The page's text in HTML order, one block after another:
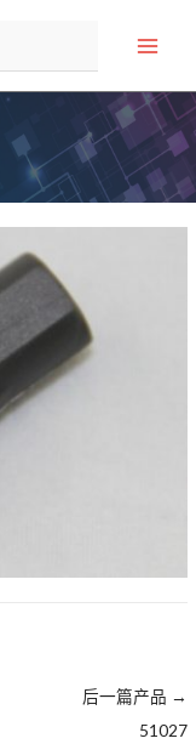
后一篇产品 →
51027